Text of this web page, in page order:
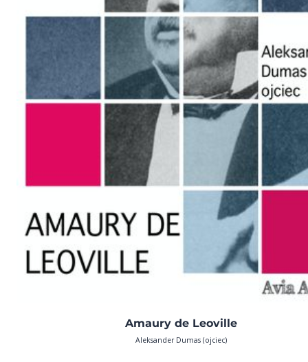
Amaury de Leoville
Aleksander Dumas (ojciec)